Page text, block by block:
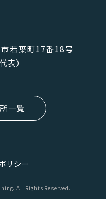
若葉町17番18号
表）
一覧
リシー
All Rights Reserved.